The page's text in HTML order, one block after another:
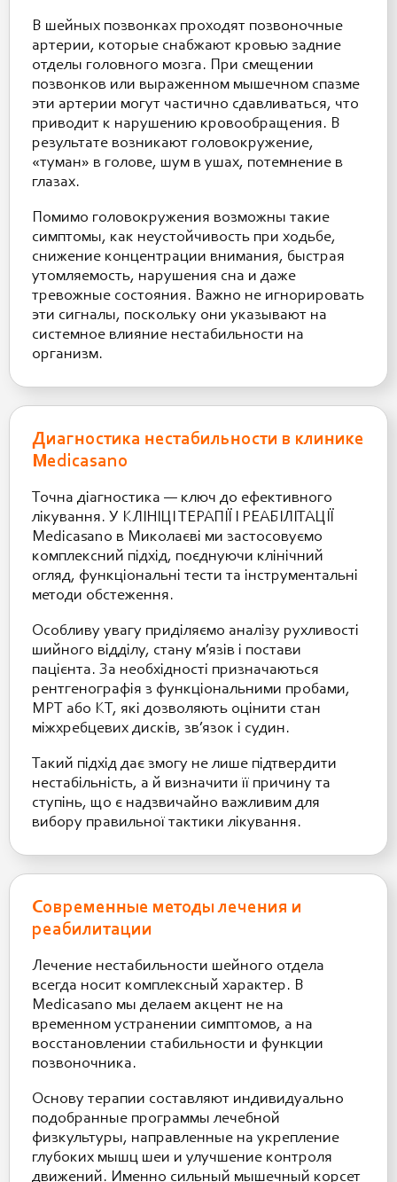
В шейных позвонках проходят позвоночные
артерии, которые снабжают кровью задние
отделы головного мозга. При смещении
позвонков или выраженном мышечном спазме
эти артерии могут частично сдавливаться, что
приводит к нарушению кровообращения. В
результате возникают головокружение,
«туман» в голове, шум в ушах, потемнение в
глазах.
Помимо головокружения возможны такие
симптомы, как неустойчивость при ходьбе,
снижение концентрации внимания, быстрая
утомляемость, нарушения сна и даже
тревожные состояния. Важно не игнорировать
эти сигналы, поскольку они указывают на
системное влияние нестабильности на
организм.
Диагностика нестабильности в клинике
Medicasano
Точна діагностика — ключ до ефективного
лікування. У КЛІНІЦІ ТЕРАПІЇ І РЕАБІЛІТАЦІЇ
Medicasano в Миколаєві ми застосовуємо
комплексний підхід, поєднуючи клінічний
огляд, функціональні тести та інструментальні
методи обстеження.
Особливу увагу приділяємо аналізу рухливості
шийного відділу, стану м’язів і постави
пацієнта. За необхідності призначаються
рентгенографія з функціональними пробами,
МРТ або КТ, які дозволяють оцінити стан
міжхребцевих дисків, зв’язок і судин.
Такий підхід дає змогу не лише підтвердити
нестабільність, а й визначити її причину та
ступінь, що є надзвичайно важливим для
вибору правильної тактики лікування.
Современные методы лечения и
реабилитации
Лечение нестабильности шейного отдела
всегда носит комплексный характер. В
Medicasano мы делаем акцент не на
временном устранении симптомов, а на
восстановлении стабильности и функции
позвоночника.
Основу терапии составляют индивидуально
подобранные программы лечебной
физкультуры, направленные на укрепление
глубоких мышц шеи и улучшение контроля
движений. Именно сильный мышечный корсет